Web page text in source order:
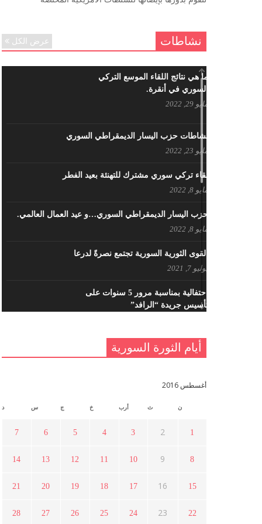
ننساك – خالد الحموري
نشاطات عرض الكل
ما هي نتائج اللقاء الموسع التركي
السوري في أنقرة.
مايو 29, 2022
نشاطات حزب اليسار الديمقراطي السوري
مايو 23, 2022
لقاء تركي سوري مشترك للتهنئة بعيد الفطر
مايو 8, 2022
حزب اليسار الديمقراطي السوري…و عيد العمال العالمي.
مايو 8, 2022
القوى الثورية السورية تجتمع نصرةً لدرعا
يوليو 7, 2021
احتفالية بمناسبة مرور 5 سنوات على
تأسيس جريدة “الرافد”
القدس والربيع العربي في ندوة لحزب
مايو 15, 2021
أسبوع ثقافي في ذكرى الاستقلال
الثورة السورية ؟
أيام الثورة السورية
أغسطس 2016
ن ث أرب خ ج س د
1
2
3
4
5
6
7
8
9
10
11
12
13
14
15
16
17
18
19
20
21
22
23
24
25
26
27
28